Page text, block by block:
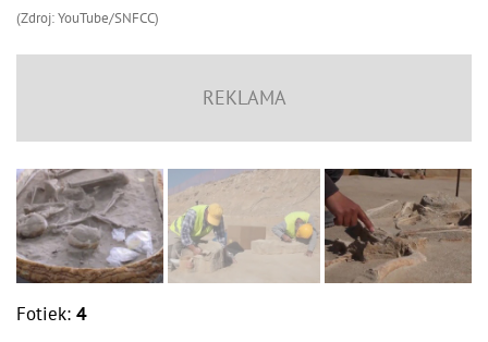
(Zdroj: YouTube/SNFCC)
Fotiek: 4